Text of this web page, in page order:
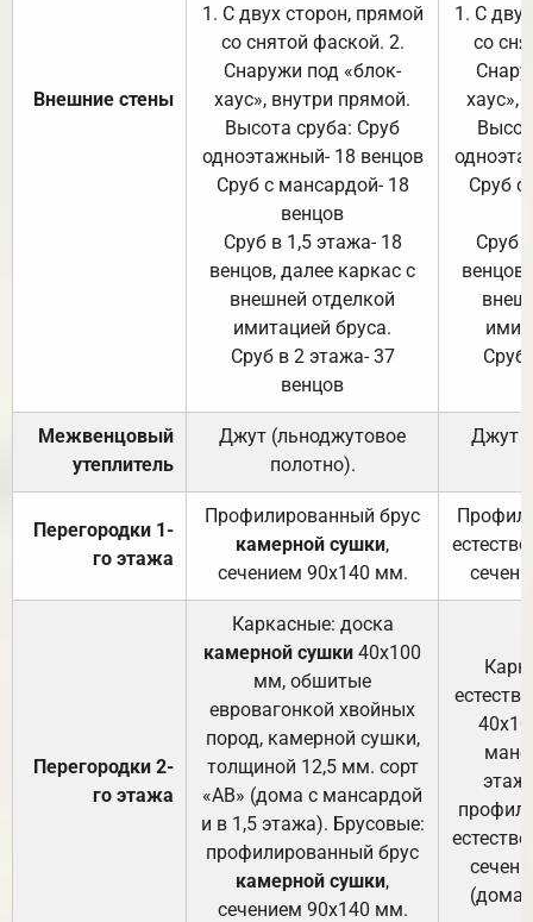
Внешние стены
1. С двух сторон, прямой
со снятой фаской. 2.
Снаружи под «блок-
хаус», внутри прямой.
Высота сруба: Сруб
одноэтажный- 18 венцов
Сруб с мансардой- 18
венцов
Сруб в 1,5 этажа- 18
венцов, далее каркас с
внешней отделкой
имитацией бруса.
Сруб в 2 этажа- 37
венцов
1. С
со
хаус»,
Сруб с
Сруб
Сруб
Межвенцовый
утеплитель
Джут (льноджутовое
полотно).
Джут
Перегородки 1-
го этажа
Профилированный брус
камерной сушки,
сечением 90х140 мм.
Перегородки 2-
го этажа
Каркасные: доска
камерной сушки 40х100
мм, обшитые
евровагонкой хвойных
пород, камерной сушки,
толщиной 12,5 мм. сорт
«АВ» (дома с мансардой
и в 1,5 этажа). Брусовые:
профилированный брус
камерной сушки,
сечением 90х140 мм.
(дома